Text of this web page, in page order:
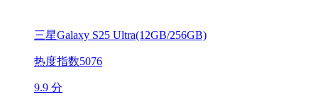
三星Galaxy S25 Ultra(12GB/256GB)
热度指数5076
9.9 分